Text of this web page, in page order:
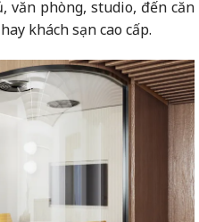
phòng, studio, đến căn
khách sạn cao cấp.